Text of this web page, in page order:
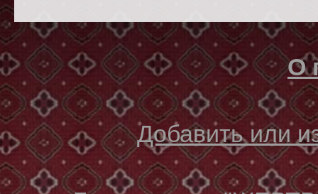
О
Добавить или